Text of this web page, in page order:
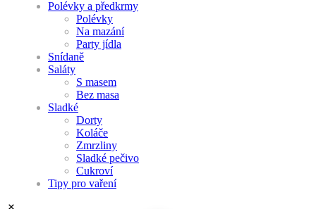
Polévky a předkrmy
Polévky
Na mazání
Party jídla
Snídaně
Saláty
S masem
Bez masa
Sladké
Dorty
Koláče
Zmrzliny
Sladké pečivo
Cukroví
Tipy pro vaření